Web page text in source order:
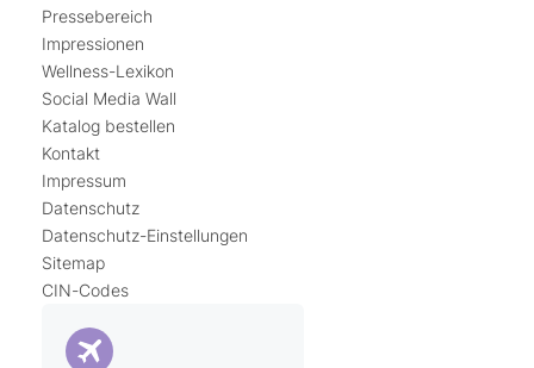
Pressebereich
Impressionen
Wellness-Lexikon
Social Media Wall
Katalog bestellen
Kontakt
Impressum
Datenschutz
Datenschutz-Einstellungen
Sitemap
CIN-Codes